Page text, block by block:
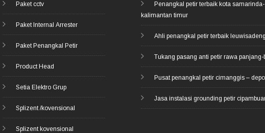
Paket cctv
Paket Internal Arrester
Paket Penangkal Petir
Product Head
Setia Elektro Grup
Splizent /kovensional
Splizent kovensional
Penangkal petir terbaik kota samarinda-
kalimantan timur
Ahli penangkal petir terbaik
Tukang pasang anti petir rawa panjang-
Pusat penangkal petir cimanggis –
Jasa instalasi grounding petir